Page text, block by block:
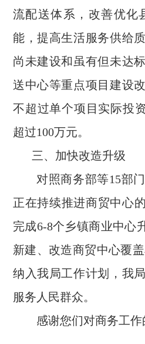
流配送体系，改善优化
能，提高生活服务供给
尚未建设和虽有但未达
送中心等重点项目建设
不超过单个项目实际投
超过100万元。
三、加快改造升级
对照商务部等15部
正在持续推进商贸中心
完成6-8个乡镇商业中心
新建、改造商贸中心覆
纳入我局工作计划，我
服务人民群众。
感谢您们对商务工作